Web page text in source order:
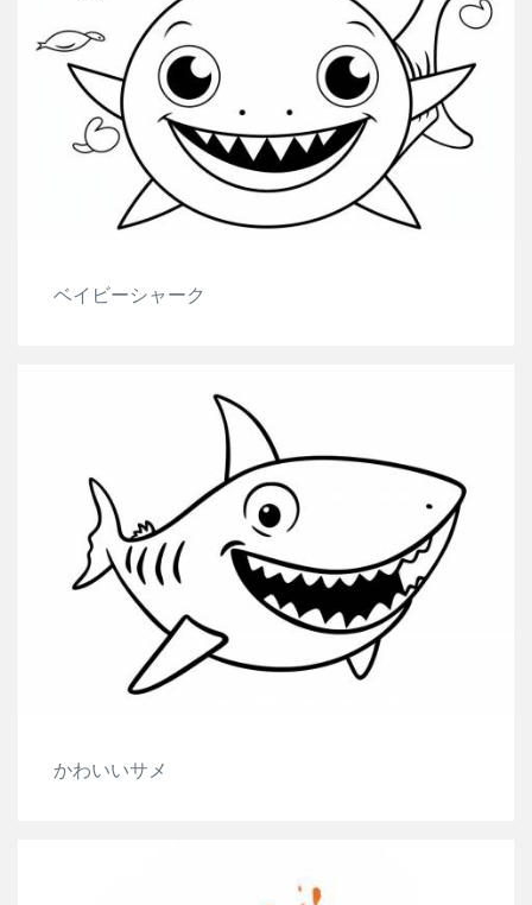
ベイビーシャーク
かわいいサメ